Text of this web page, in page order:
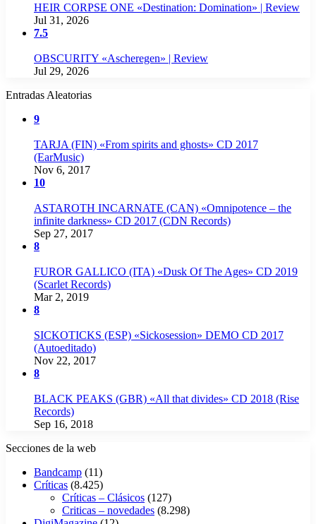
HEIR CORPSE ONE «Destination: Domination» | Review
Jul 31, 2026
7.5
OBSCURITY «Ascheregen» | Review
Jul 29, 2026
Entradas Aleatorias
9
TARJA (FIN) «From spirits and ghosts» CD 2017
(EarMusic)
Nov 6, 2017
10
ASTAROTH INCARNATE (CAN) «Omnipotence – the
infinite darkness» CD 2017 (CDN Records)
Sep 27, 2017
8
FUROR GALLICO (ITA) «Dusk Of The Ages» CD 2019
(Scarlet Records)
Mar 2, 2019
8
SICKOTICKS (ESP) «Sickosession» DEMO CD 2017
(Autoeditado)
Nov 22, 2017
8
BLACK PEAKS (GBR) «All that divides» CD 2018 (Rise
Records)
Sep 16, 2018
Secciones de la web
Bandcamp (11)
Críticas (8.425)
Críticas – Clásicos (127)
Criticas – novedades (8.298)